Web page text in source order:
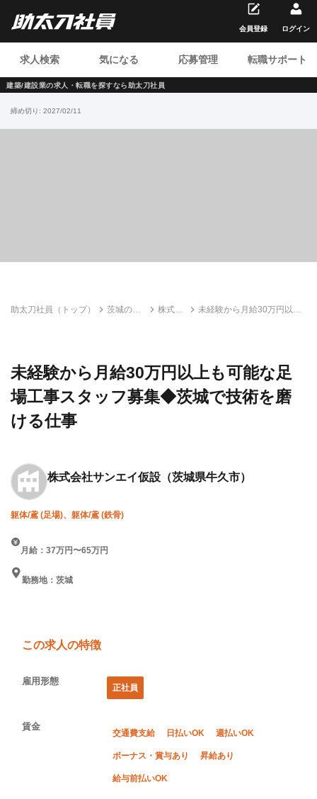
建築/建設業の求人・転職を探すなら助太刀社員
求人検索 気になる 応募管理 転職サポート
会員登録 ログイン
締め切り: 2027/02/11
助太刀社員（トップ）
茨城の建
株式会
未経験から月給30万円以上
未経験から月給30万円以上も可能な足
場工事スタッフ募集◆茨城で技術を磨
ける仕事
株式会社サンエイ仮設 （茨城県牛久市）
躯体/鳶 (足場)、躯体/鳶 (鉄骨)
月給：37万円〜65万円
勤務地：茨城
この求人の特徴
雇用形態
正社員
賃金
交通費支給 日払いOK 週払いOK
ボーナス・賞与あり 昇給あり
給与前払いOK